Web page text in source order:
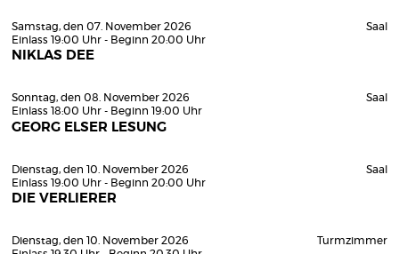
Samstag, den 07. November 2026
Einlass 19:00 Uhr - Beginn 20:00 Uhr
NIKLAS DEE
Saal
Sonntag, den 08. November 2026
Einlass 18:00 Uhr - Beginn 19:00 Uhr
GEORG ELSER LESUNG
Saal
Dienstag, den 10. November 2026
Einlass 19:00 Uhr - Beginn 20:00 Uhr
DIE VERLIERER
Saal
Dienstag, den 10. November 2026
Turmzimmer